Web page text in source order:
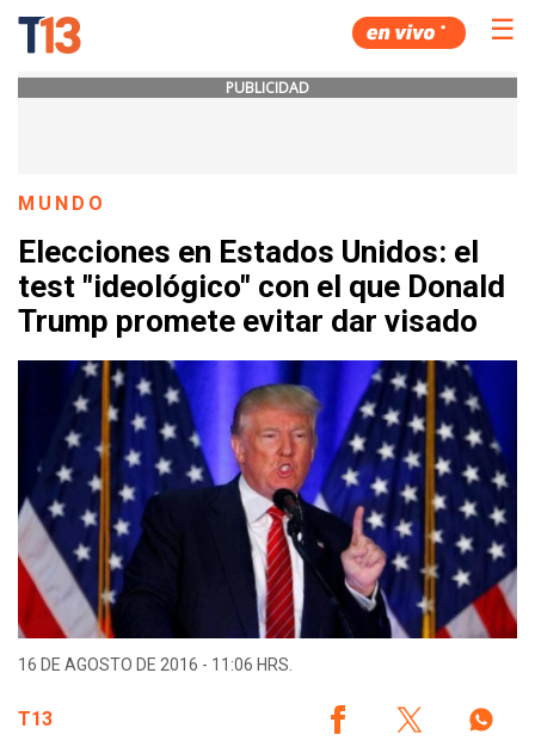
☰
PUBLICIDAD
MUNDO
Elecciones en Estados Unidos: el
test "ideológico" con el que Donald
Trump promete evitar dar visado
16 DE AGOSTO DE 2016 - 11:06 HRS.
T13